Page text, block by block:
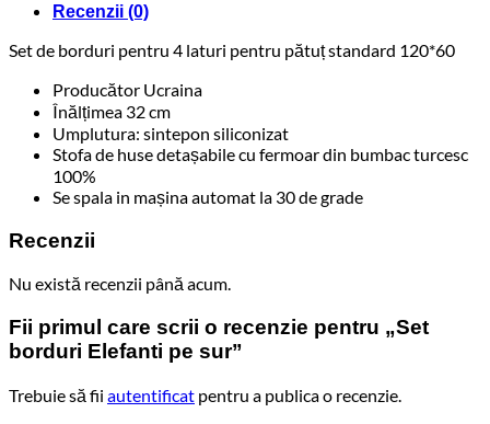
Recenzii (0)
Set de borduri pentru 4 laturi pentru pătuț standard 120*60
Producător Ucraina
Înălțimea 32 cm
Umplutura: sintepon siliconizat
Stofa de huse detașabile cu fermoar din bumbac turcesc
100%
Se spala in mașina automat la 30 de grade
Recenzii
Nu există recenzii până acum.
Fii primul care scrii o recenzie pentru „Set
borduri Elefanti pe sur”
Trebuie să fii autentificat pentru a publica o recenzie.